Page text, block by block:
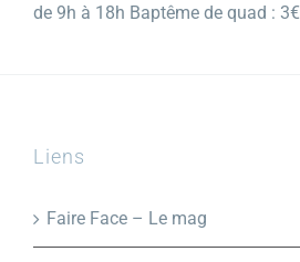
de 9h à 18h Baptême de quad :
Liens
Faire Face – Le mag